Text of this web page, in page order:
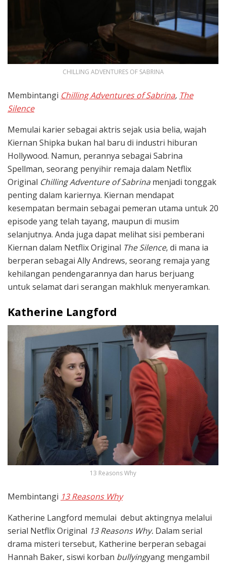
CHILLING ADVENTURES OF SABRINA
Membintangi Chilling Adventures of Sabrina, The
Silence
Memulai karier sebagai aktris sejak usia belia, wajah
Kiernan Shipka bukan hal baru di industri hiburan
Hollywood. Namun, perannya sebagai Sabrina
Spellman, seorang penyihir remaja dalam Netflix
Original Chilling Adventure of Sabrinamenjadi tonggak
penting dalam kariernya. Kiernan mendapat
kesempatan bermain sebagai pemeran utama untuk 20
episode yang telah tayang, maupun di musim
selanjutnya. Anda juga dapat melihat sisi pemberani
Kiernan dalam Netflix Original The Silence, di mana ia
berperan sebagai Ally Andrews, seorang remaja yang
kehilangan pendengarannya dan harus berjuang
untuk selamat dari serangan makhluk menyeramkan.
Katherine Langford
13 Reasons Why
Membintangi 13 Reasons Why
Katherine Langford memulai debut aktingnya melalui
serial Netflix Original 13 Reasons Why. Dalam serial
drama misteri tersebut, Katherine berperan sebagai
Hannah Baker, siswi korban bullyingyang mengambil